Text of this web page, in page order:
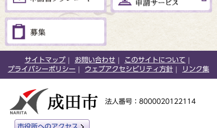
サイトマップ お問い合わせ
このサイトについて
プライバシーポリシー
ウェブアクセシビリティ方針 リンク集
法人番号：8000020122114